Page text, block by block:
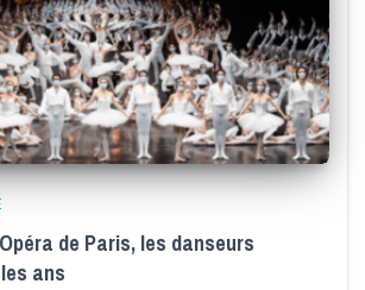
de Paris, les danseurs
ans